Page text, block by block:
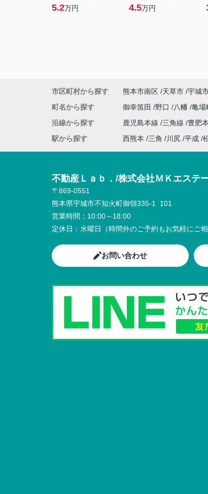
5.2万円 4.5万円
市区町村から探す 熊本市南区 天草市 宇城
町名から探す
御幸笛田 野口 八幡 亀場
沿線から探す
鹿児島本線 三角線 豊肥
駅から探す
西熊本 三角 川尻 平成
不動産Ｌａｂ．/株式会社ＭＫエステ
〒869-0551
熊本県宇城市不知火町御領335-1 101
営業時間： 10:00～18:00
定休日： 水曜日（時間外のご予約もお気軽にご相
お問い合わせ